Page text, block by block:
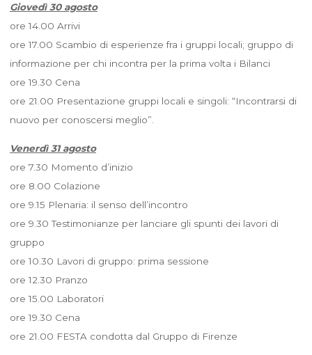
Giovedì 30 agosto
ore 14.00 Arrivi
ore 17.00 Scambio di esperienze fra i gruppi locali; gruppo di
informazione per chi incontra per la prima volta i Bilanci
ore 19.30 Cena
ore 21.00 Presentazione gruppi locali e singoli: “Incontrarsi di
nuovo per conoscersi meglio”.
Venerdì 31 agosto
ore 7.30 Momento d’inizio
ore 8.00 Colazione
ore 9.15 Plenaria: il senso dell’incontro
ore 9.30 Testimonianze per lanciare gli spunti dei lavori di
gruppo
ore 10.30 Lavori di gruppo: prima sessione
ore 12.30 Pranzo
ore 15.00 Laboratori
ore 19.30 Cena
ore 21.00 FESTA condotta dal Gruppo di Firenze